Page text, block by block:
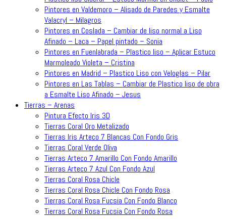
Pintores en Valdemoro – Alisado de Paredes y Esmalte
Valacryl – Milagros
Pintores en Coslada – Cambiar de liso normal a Liso
Afinado – Laca – Papel pintado – Sonia
Pintores en Fuenlabrada – Plastico liso – Aplicar Estuco
Marmoleado Violeta – Cristina
Pintores en Madrid – Plastico Liso con Veloglas – Pilar
Pintores en Las Tablas – Cambiar de Plastico liso de obra
a Esmalte Liso Afinado – Jesus
Tierras – Arenas
Pintura Efecto Iris 3D
Tierras Coral Oro Metalizado
Tierras Iris Arteco 7 Blancas Con Fondo Gris
Tierras Coral Verde Oliva
Tierras Arteco 7 Amarillo Con Fondo Amarillo
Tierras Arteco 7 Azul Con Fondo Azul
Tierras Coral Rosa Chicle
Tierras Coral Rosa Chicle Con Fondo Rosa
Tierras Coral Rosa Fucsia Con Fondo Blanco
Tierras Coral Rosa Fucsia Con Fondo Rosa